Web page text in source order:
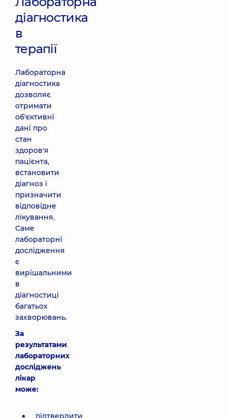
діагностика
в
терапії
Лабораторна
діагностика
дозволяє
отримати
об'єктивні
дані про
стан
здоров'я
пацієнта,
встановити
діагноз і
призначити
відповідне
лікування.
Саме
лабораторні
дослідження
є
вирішальними
в
діагностиці
багатьох
захворювань.
За
результатами
лабораторних
досліджень
лікар
може:
підтвердити